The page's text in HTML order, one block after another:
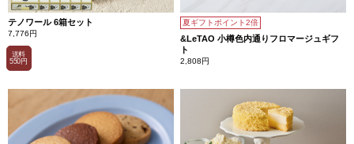
テノワール 6箱セット
7,776円
送料
550円
夏ギフトポイント2倍
&LeTAO 小樽色内通りフロマージュギフ
ト
2,808円